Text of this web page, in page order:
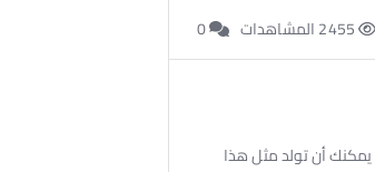
2455 المشاهدات 0
أن تولد مثل هذا